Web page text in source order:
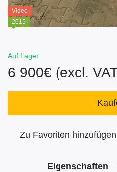
Video
2015
Auf Lager
6 900€ (excl.
Zu Favoriten hinzufügen
Eigenschaften